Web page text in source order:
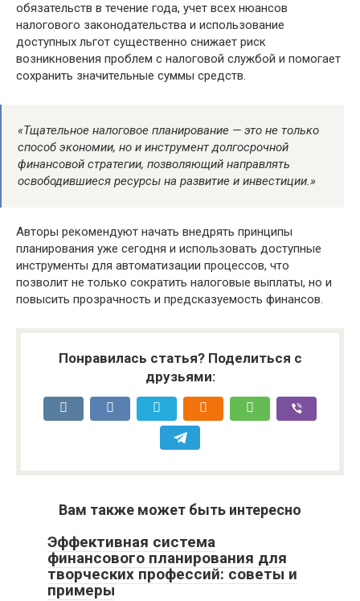
обязательств в течение года, учет всех нюансов
налогового законодательства и использование
доступных льгот существенно снижает риск
возникновения проблем с налоговой службой и помогает
сохранить значительные суммы средств.
«Тщательное налоговое планирование — это не только
способ экономии, но и инструмент долгосрочной
финансовой стратегии, позволяющий направлять
освободившиеся ресурсы на развитие и инвестиции.»
Авторы рекомендуют начать внедрять принципы
планирования уже сегодня и использовать доступные
инструменты для автоматизации процессов, что
позволит не только сократить налоговые выплаты, но и
повысить прозрачность и предсказуемость финансов.
Понравилась статья? Поделиться с
друзьями:
Вам также может быть интересно
Эффективная система
финансового планирования для
творческих профессий: советы и
примеры